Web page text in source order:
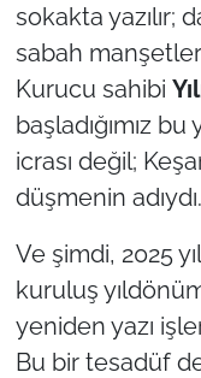
sokakta yazılır;
sabah
Kurucu sahibi
başladığımız
icrası değil;
düşmenin adıydı.
Ve şimdi, 2025
kuruluş
yeniden yazı
Bu bir tesadüf
Bilim
English News
Canlı Maç
Genel-A
Gündem-